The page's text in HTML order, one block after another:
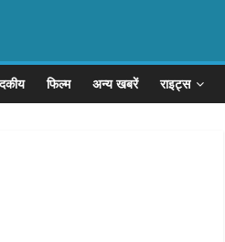
फिल्म अन्य खबरें राइट्स